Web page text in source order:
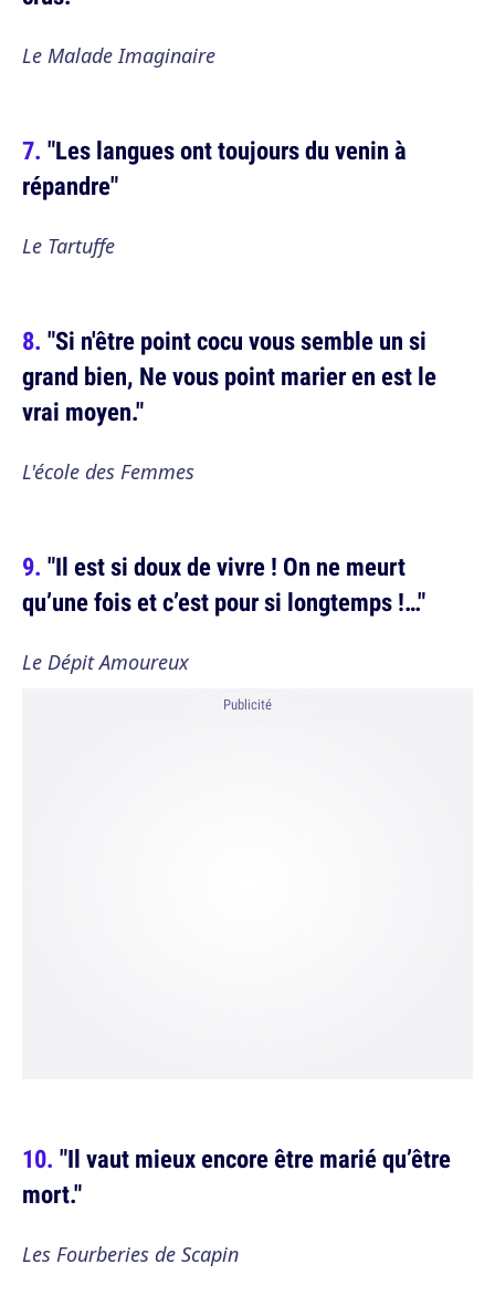
Le Malade Imaginaire
"Les langues ont toujours du venin à
répandre"
Le Tartuffe
"Si n'être point cocu vous semble un si
grand bien, Ne vous point marier en est le
vrai moyen."
L'école des Femmes
"Il est si doux de vivre ! On ne meurt
qu’une fois et c’est pour si longtemps !…"
Le Dépit Amoureux
Publicité
"Il vaut mieux encore être marié qu’être
mort."
Les Fourberies de Scapin